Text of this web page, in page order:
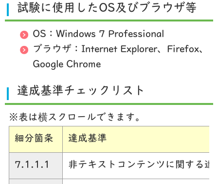
試験に使用したOS及びブラウザ等
OS：Windows 7 Professional
ブラウザ：Internet Explorer、Firefox、
Google Chrome
達成基準チェックリスト
※表は横スクロールできます。
細分箇条 達成基準
7.1.1.1 非テキストコンテンツに関する達